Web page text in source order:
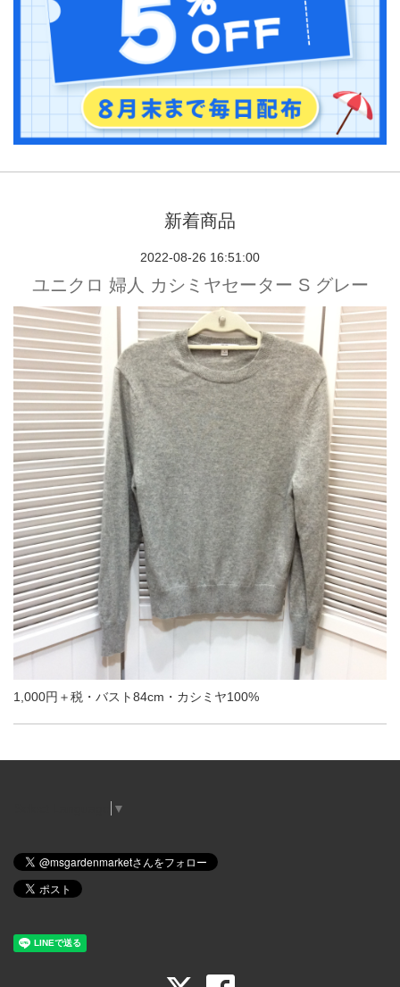
新着商品
2022-08-26 16:51:00
ユニクロ 婦人 カシミヤセーター S グレー
1,000円＋税・バスト84cm・カシミヤ100%
▼